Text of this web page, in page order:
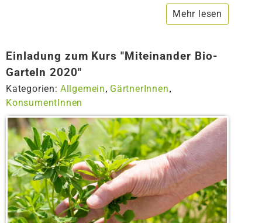
Mehr lesen
Einladung zum Kurs "Miteinander Bio-
Garteln 2020"
Kategorien: Allgemein, GärtnerInnen,
KonsumentInnen